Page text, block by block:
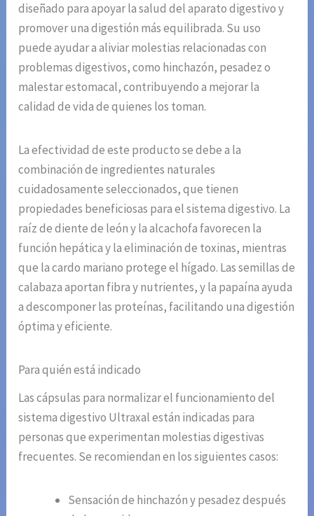
diseñado para apoyar la salud del aparato digestivo y
promover una digestión más equilibrada. Su uso
puede ayudar a aliviar molestias relacionadas con
problemas digestivos, como hinchazón, pesadez o
malestar estomacal, contribuyendo a mejorar la
calidad de vida de quienes los toman.
La efectividad de este producto se debe a la
combinación de ingredientes naturales
cuidadosamente seleccionados, que tienen
propiedades beneficiosas para el sistema digestivo. La
raíz de diente de león y la alcachofa favorecen la
función hepática y la eliminación de toxinas, mientras
que la cardo mariano protege el hígado. Las semillas de
calabaza aportan fibra y nutrientes, y la papaína ayuda
a descomponer las proteínas, facilitando una digestión
óptima y eficiente.
Para quién está indicado
Las cápsulas para normalizar el funcionamiento del
sistema digestivo Ultraxal están indicadas para
personas que experimentan molestias digestivas
frecuentes. Se recomiendan en los siguientes casos:
Sensación de hinchazón y pesadez después